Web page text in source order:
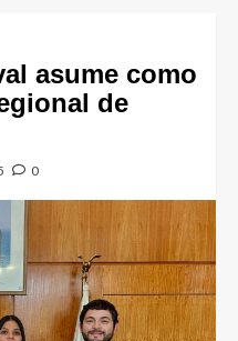
asume como
de
0